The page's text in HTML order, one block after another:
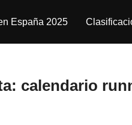
España 2025
calendario